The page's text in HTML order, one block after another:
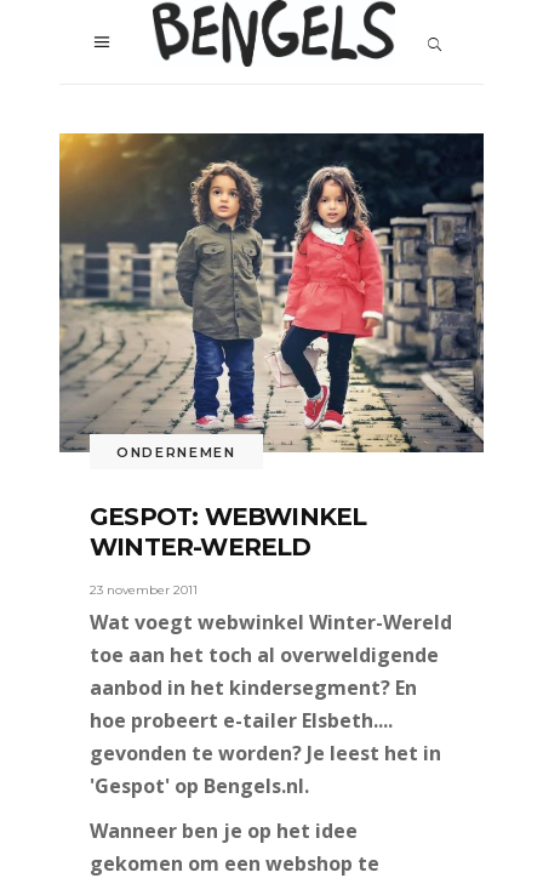
ONDERNEMEN
GESPOT: WEBWINKEL
WINTER-WERELD
23 november 2011
Wat voegt webwinkel Winter-Wereld
toe aan het toch al overweldigende
aanbod in het kindersegment? En
hoe probeert e-tailer Elsbeth....
gevonden te worden? Je leest het in
'Gespot' op Bengels.nl.
Wanneer ben je op het idee
gekomen om een webshop te